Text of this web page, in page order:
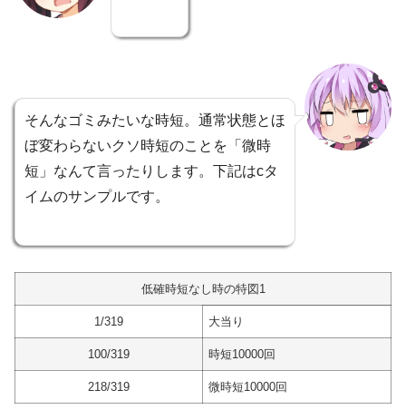
そんなゴミみたいな時短。通常状態とほ
ぼ変わらないクソ時短のことを「微時
短」なんて言ったりします。下記はcタ
イムのサンプルです。
低確時短なし時の特図1
1/319 大当り
100/319 時短10000回
218/319 微時短10000回